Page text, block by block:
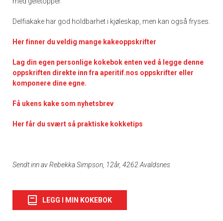
Delfiakake har god holdbarhet i kjøleskap, men kan også fryses.
Her finner du veldig mange kakeoppskrifter
Lag din egen personlige kokebok enten ved å legge denne
oppskriften direkte inn fra aperitif.nos oppskrifter eller
komponere dine egne.
Få ukens kake som nyhetsbrev
Her får du svært så praktiske kokketips
Sendt inn av Rebekka Simpson, 12år, 4262 Avaldsnes
LEGG I MIN KOKEBOK